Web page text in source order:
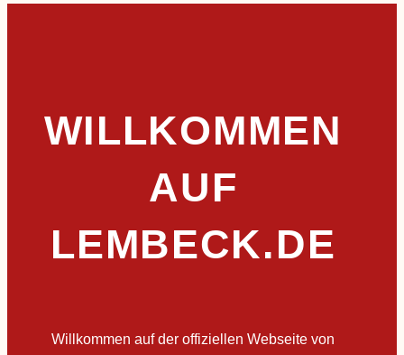
WILLKOMMEN
AUF
LEMBECK.DE
Willkommen auf der offiziellen Webseite von